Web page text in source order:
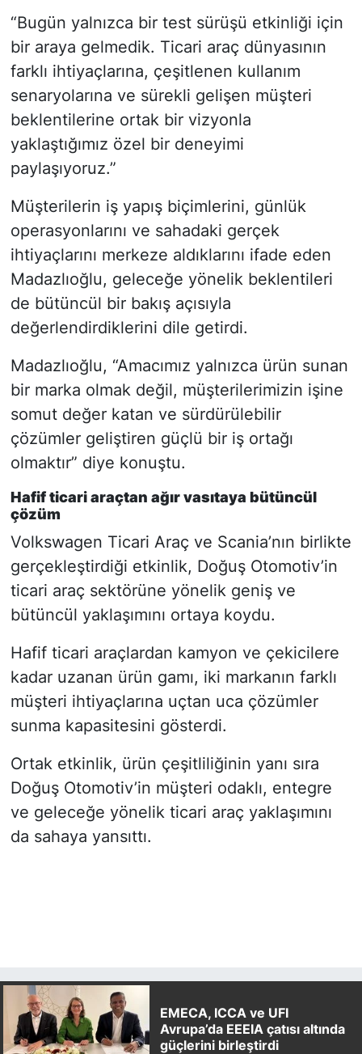
“Bugün yalnızca bir test sürüşü etkinliği için
bir araya gelmedik. Ticari araç dünyasının
farklı ihtiyaçlarına, çeşitlenen kullanım
senaryolarına ve sürekli gelişen müşteri
beklentilerine ortak bir vizyonla
yaklaştığımız özel bir deneyimi
paylaşıyoruz.”
Müşterilerin iş yapış biçimlerini, günlük
operasyonlarını ve sahadaki gerçek
ihtiyaçlarını merkeze aldıklarını ifade eden
Madazlıoğlu, geleceğe yönelik beklentileri
de bütüncül bir bakış açısıyla
değerlendirdiklerini dile getirdi.
Madazlıoğlu, “Amacımız yalnızca ürün sunan
bir marka olmak değil, müşterilerimizin işine
somut değer katan ve sürdürülebilir
çözümler geliştiren güçlü bir iş ortağı
olmaktır” diye konuştu.
Hafif ticari araçtan ağır vasıtaya bütüncül
çözüm
Volkswagen Ticari Araç ve Scania’nın birlikte
gerçekleştirdiği etkinlik, Doğuş Otomotiv’in
ticari araç sektörüne yönelik geniş ve
bütüncül yaklaşımını ortaya koydu.
Hafif ticari araçlardan kamyon ve çekicilere
kadar uzanan ürün gamı, iki markanın farklı
müşteri ihtiyaçlarına uçtan uca çözümler
sunma kapasitesini gösterdi.
Ortak etkinlik, ürün çeşitliliğinin yanı sıra
Doğuş Otomotiv’in müşteri odaklı, entegre
ve geleceğe yönelik ticari araç yaklaşımını
da sahaya yansıttı.
EMECA, ICCA ve UFI
Avrupa’da EEEIA çatısı altında
güçlerini birleştirdi